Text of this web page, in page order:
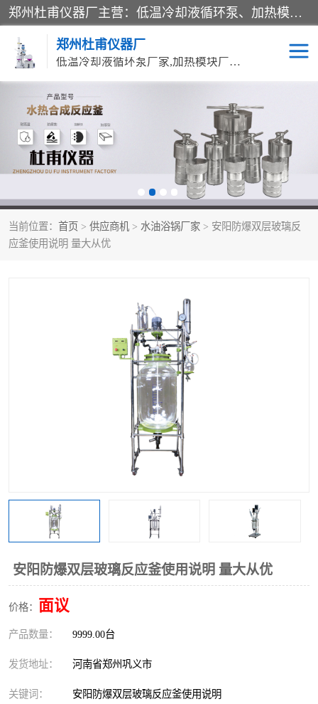
郑州杜甫仪器厂主营：低温冷却液循环泵、加热模块、水热合成反应釜、水油浴锅、旋转蒸发器、循环水真空泵等产品。郑州杜甫仪器厂在众多的教学仪器行业中依靠科技力量扬长避短、迅速发展，成为国家教委*生产教学仪器的厂家，产品具有国内良好水平，主导产品通过ISO9002质量认证。
郑州杜甫仪器厂
低温冷却液循环泵厂家,加热模块厂家,水热合成反应釜厂家,水油浴锅厂家,旋转蒸发器厂家
当前位置： 首页 > 供应商机 > 水油浴锅厂家 > 安阳防爆双层玻璃反
应釜使用说明 量大从优
安阳防爆双层玻璃反应釜使用说明 量大从优
价格： 面议
产品数量： 9999.00台
发货地址： 河南省郑州巩义市
关键词： 安阳防爆双层玻璃反应釜使用说明
循环水真空泵厂家 水热合成反应釜厂家
低温冷却液循环泵厂家 加热模块厂家
气流烘干器
旋转蒸发器厂家 双层玻璃反应釜10L
五抽头循环水真空泵
多功能油浴锅
低温恒温反应浴槽
电动搅拌器